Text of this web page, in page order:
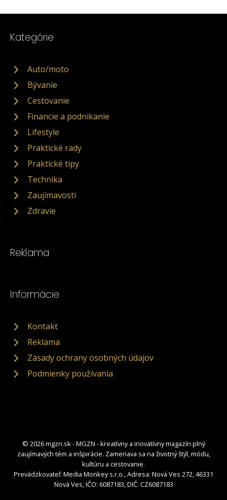
Kategórie
Auto/moto
Bývanie
Cestovanie
Financie a podnikanie
Lifestyle
Praktické rady
Praktické tipy
Technika
Zaujímavosti
Zdravie
Reklama
Informácie
Kontakt
Reklama
Zásady ochrany osobných údajov
Podmienky používania
© 2026 mgzn.sk - MGZN - kreatívny a inovatívny magazín plný
zaujímavých tém a inšpirácie. Zameriava sa na životný štýl, módu,
kultúru a cestovanie.
Prevádzkovateľ: Media Monkey s.r.o., Adresa: Nová Ves 272, 46331
Nová Ves, IČO: 6087183, DIČ: CZ6087183